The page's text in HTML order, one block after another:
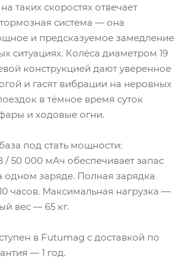
таких скоростях отвечает
система — она
и предсказуемое замедление
ситуациях. Колёса диаметром 19
конструкцией дают уверенное
и гасят вибрации на неровных
в тёмное время суток
и ходовые огни.
под стать мощности:
/ 50 000 мАч обеспечивает запас
одном заряде. Полная зарядка
часов. Максимальная нагрузка —
вес — 65 кг.
в Futumag с доставкой по
— 1 год.